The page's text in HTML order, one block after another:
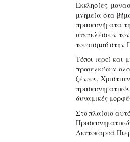
Εκκλησίες,
μνημεία στα
προσκυνήματα
αποτελέσουν
τουρισμού στην
Τόποι ιεροί και
προσελκύουν
ξένους,
δυναμικές
Στο πλαίσιο
Λεπτοκαρυά